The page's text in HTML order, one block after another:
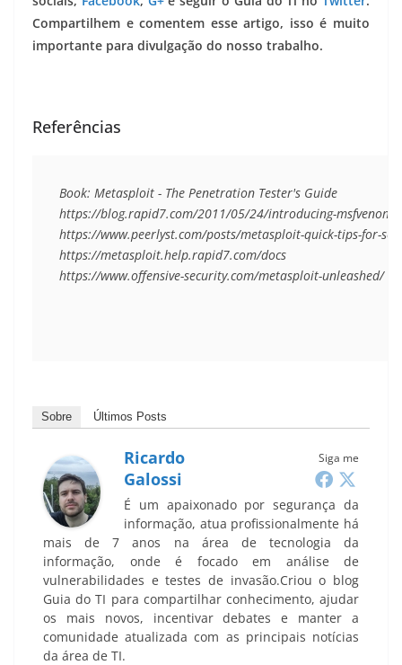
Compartilhem e comentem esse artigo, isso é muito
importante para divulgação do nosso trabalho.
Referências
Book: Metasploit - The Penetration Tester's Guide
https://blog.rapid7.com/2011/05/24/introducing-msfvenom/
https://www.peerlyst.com/posts/metasploit-quick-tips-for-
https://metasploit.help.rapid7.com/docs
https://www.offensive-security.com/metasploit-unleashed/
Sobre Últimos Posts
Siga me
Ricardo
Galossi
É um apaixonado por segurança da
informação, atua profissionalmente há
mais de 7 anos na área de tecnologia da
informação, onde é focado em análise de
vulnerabilidades e testes de invasão.Criou o blog
Guia do TI para compartilhar conhecimento, ajudar
os mais novos, incentivar debates e manter a
comunidade atualizada com as principais notícias
da área de TI.